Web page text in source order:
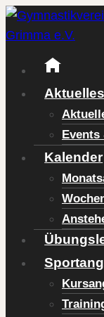
Zum
Inhalt
springen
Aktuelles
Events
Kalender